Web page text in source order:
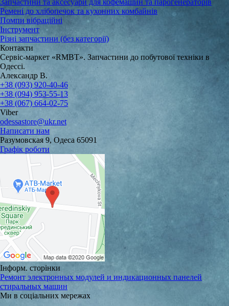
Запчастини та аксесуари для кофемашин та парогенераторів
Ремені до хлібопечок та кухонних комбайнів
Помпи вібраційні
Інструмент
Різні запчастини (без категорії)
Контакти
Сервіс-маркет «RMBT». Запчастини до побутової техніки в
Одессі.
Александр В.
+38 (093) 920-40-46
+38 (094) 953-55-13
+38 (067) 664-02-75
Viber
odessastore@ukr.net
Написати нам
Разумовская 9, Одеса 65091
Графік роботи
Інформ. сторінки
Ремонт электронных модулей и индикационных панелей
стиральных машин
Ми в соціальних мережах